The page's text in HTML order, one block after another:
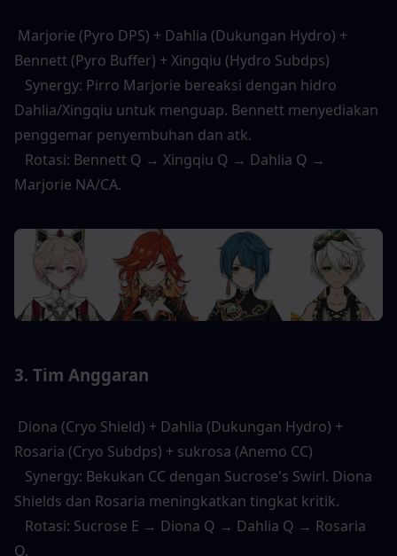
Marjorie (Pyro DPS) + Dahlia (Dukungan Hydro) +
Bennett (Pyro Buffer) + Xingqiu (Hydro Subdps)
Synergy: Pirro Marjorie bereaksi dengan hidro
Dahlia/Xingqiu untuk menguap. Bennett menyediakan
penggemar penyembuhan dan atk.
Rotasi: Bennett Q → Xingqiu Q → Dahlia Q →
Marjorie NA/CA.
3. Tim Anggaran
Diona (Cryo Shield) + Dahlia (Dukungan Hydro) +
Rosaria (Cryo Subdps) + sukrosa (Anemo CC)
Synergy: Bekukan CC dengan Sucrose's Swirl. Diona
Shields dan Rosaria meningkatkan tingkat kritik.
Rotasi: Sucrose E → Diona Q → Dahlia Q → Rosaria
Q.